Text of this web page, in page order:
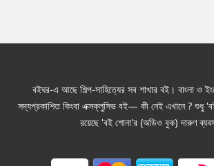
বইঘর-এ আছে শিল্প-সাহিত্যের সব শাখার বই। বাংলা ও
সদ্যপ্রকাশিত কিংবা এক্সক্লুসিভ বই— কী নেই এখানে ? শুধু
রয়েছে 'বই শোনা'র (অডিও বুক) দারুণ